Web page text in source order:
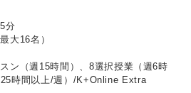
分
大16名）
ン（週15時間）、8選択授業（週6時
時間以上/週）/K+Online Extra